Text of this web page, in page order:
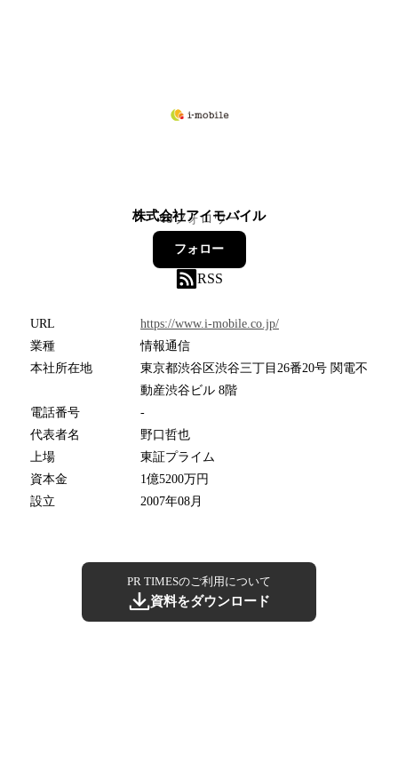
株式会社アイモバイル
48フォロワー
フォロー
RSS
URL
https://www.i-mobile.co.jp/
業種
情報通信
本社所在地
東京都渋谷区渋谷三丁目26番20号 関電不
動産渋谷ビル 8階
電話番号
-
代表者名
野口哲也
上場
東証プライム
資本金
1億5200万円
設立
2007年08月
PR TIMESのご利用について
資料をダウンロード